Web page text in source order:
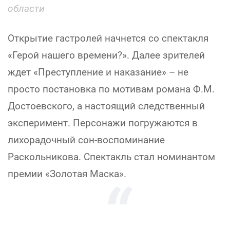
области
Открытие гастролей начнется со спектакля
«Герой нашего времени?». Далее зрителей
ждет «Преступление и наказание» – не
просто постановка по мотивам романа Ф.М.
Достоевского, а настоящий следственный
эксперимент. Персонажи погружаются в
лихорадочный сон-воспоминание
Раскольникова. Спектакль стал номинантом
премии «Золотая Маска».